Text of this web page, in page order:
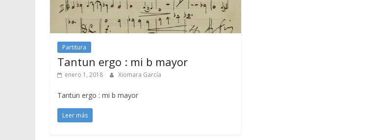
Partitura
Tantun ergo : mi b mayor
enero 1, 2018 Xiomara García
Tantun ergo : mi b mayor
Leer más